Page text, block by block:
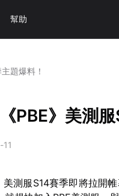
幫助
題爆料！
PBE》美測
美測服S14賽季即將拉開